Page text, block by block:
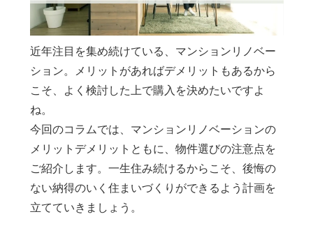
近年注目を集め続けている、マンションリノベー
ション。メリットがあればデメリットもあるから
こそ、よく検討した上で購入を決めたいですよ
ね。
今回のコラムでは、マンションリノベーションの
メリットデメリットともに、物件選びの注意点を
ご紹介します。一生住み続けるからこそ、後悔の
ない納得のいく住まいづくりができるよう計画を
立てていきましょう。